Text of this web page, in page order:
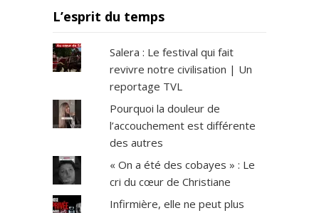
L’esprit du temps
Salera : Le festival qui fait
revivre notre civilisation | Un
reportage TVL
Pourquoi la douleur de
l’accouchement est différente
des autres
« On a été des cobayes » : Le
cri du cœur de Christiane
Infirmière, elle ne peut plus